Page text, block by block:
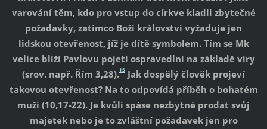
varování těm, kdo pro vstup do církve kladli zbytečné
požadavky, zatímco Boží království vyžaduje jen
lidskou otevřenost, jíž je dítě symbolem. Tím se Mk
velice blíží Pavlovu pojetí ospravedlní na základě víry
(srov. např. Řím 3,28).15 Jak dospělý člověk projeví
takovou otevřenost? Na to odpovídá příběh o bohatém
muži (10,17-22). Je kvůli spáse nezbytné prodat svůj
majetek nebo je to zvláštní požadavek jen pro